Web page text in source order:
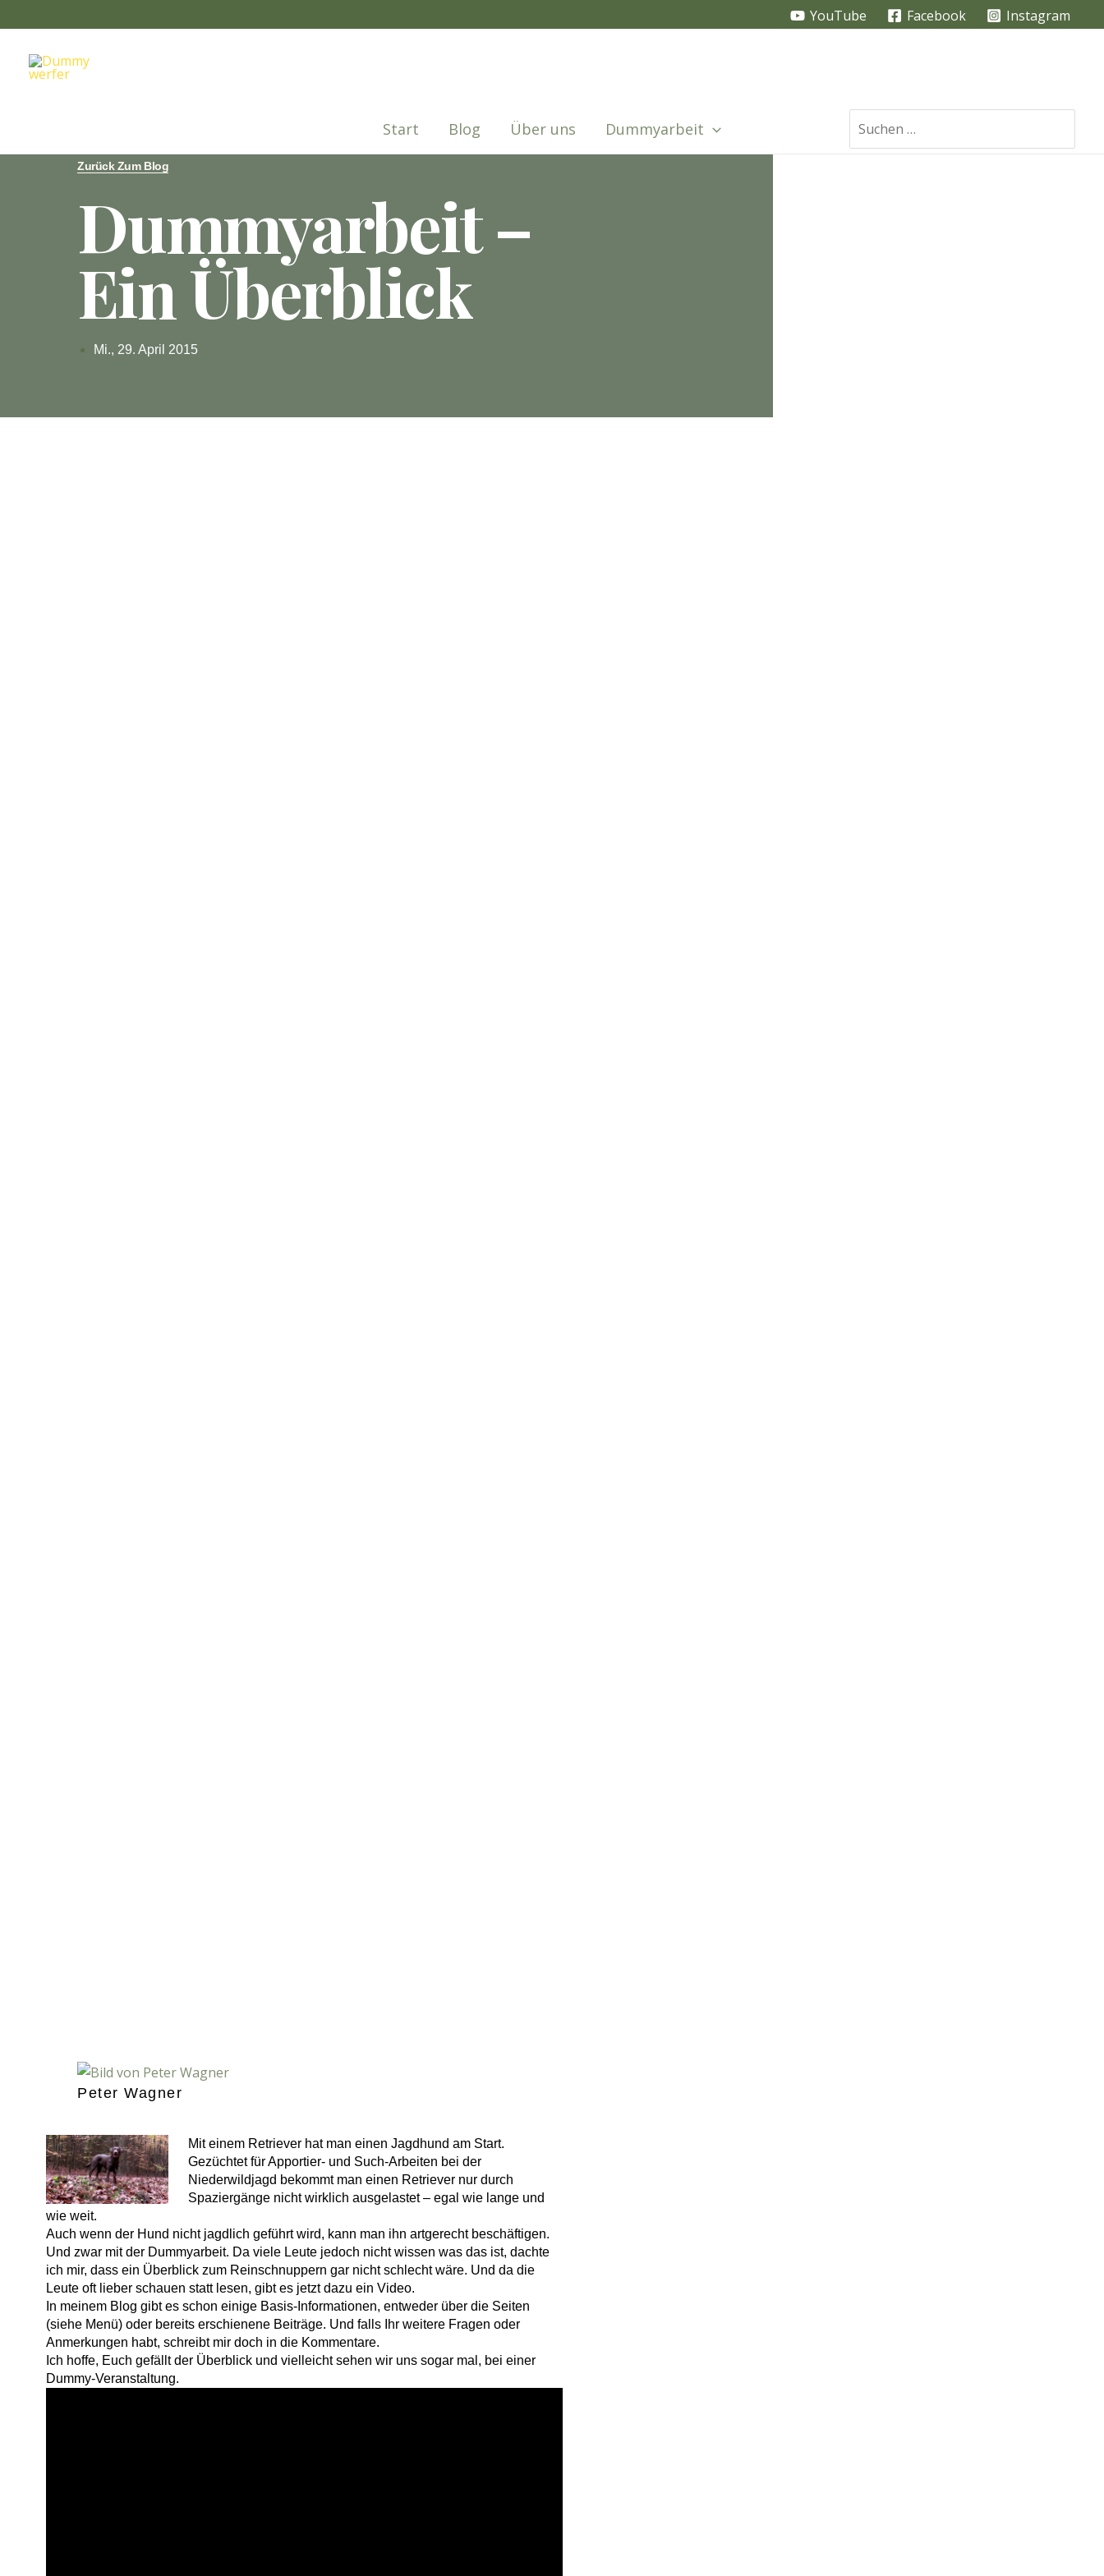
Inhalt
springen
YouTube Facebook Instagram
Start Blog Über uns Dummyarbeit
for:
Zurück Zum Blog
Dummyarbeit –
Ein Überblick
Mi., 29. April 2015
Peter Wagner
Mit einem Retriever hat man einen Jagdhund am Start.
Gezüchtet für Apportier- und Such-Arbeiten bei der
Niederwildjagd bekommt man einen Retriever nur durch
Spaziergänge nicht wirklich ausgelastet – egal wie lange und
wie weit.
Auch wenn der Hund nicht jagdlich geführt wird, kann man ihn artgerecht beschäftigen.
Und zwar mit der Dummyarbeit. Da viele Leute jedoch nicht wissen was das ist, dachte
ich mir, dass ein Überblick zum Reinschnuppern gar nicht schlecht wäre. Und da die
Leute oft lieber schauen statt lesen, gibt es jetzt dazu ein Video.
In meinem Blog gibt es schon einige Basis-Informationen, entweder über die Seiten
(siehe Menü) oder bereits erschienene Beiträge. Und falls Ihr weitere Fragen oder
Anmerkungen habt, schreibt mir doch in die Kommentare.
Ich hoffe, Euch gefällt der Überblick und vielleicht sehen wir uns sogar mal, bei einer
Dummy-Veranstaltung.